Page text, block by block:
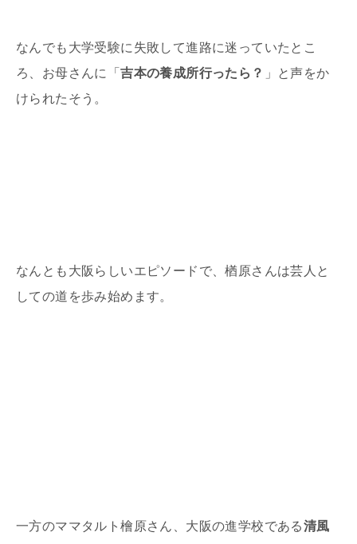
なんでも大学受験に失敗して進路に迷っていたとこ
ろ、お母さんに「吉本の養成所行ったら？ 」と声をか
けられたそう。
なんとも大阪らしいエピソードで、楢原さんは芸人と
しての道を歩み始めます。
一方のママタルト檜原さん、大阪の進学校である清風